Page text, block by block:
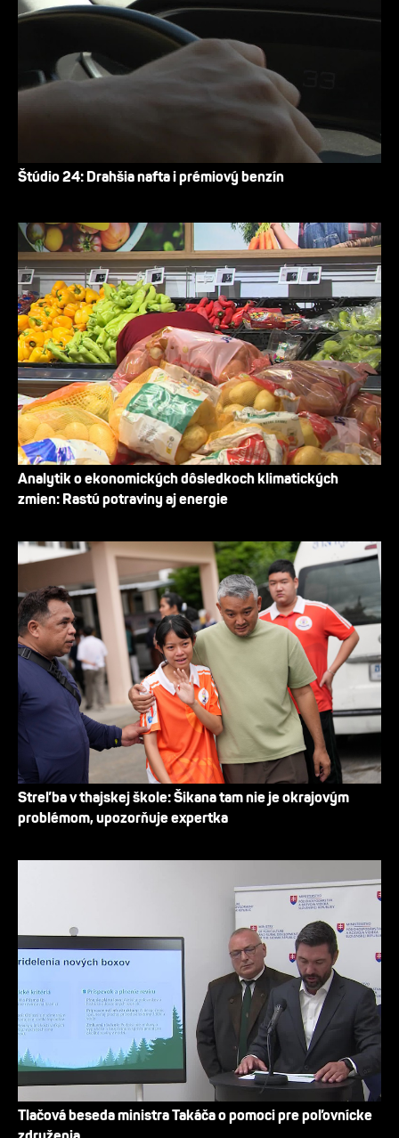
Štúdio 24: Drahšia nafta i prémiový benzín
Analytik o ekonomických dôsledkoch klimatických
zmien: Rastú potraviny aj energie
Streľba v thajskej škole: Šikana tam nie je okrajovým
problémom, upozorňuje expertka
Tlačová beseda ministra Takáča o pomoci pre poľovnícke